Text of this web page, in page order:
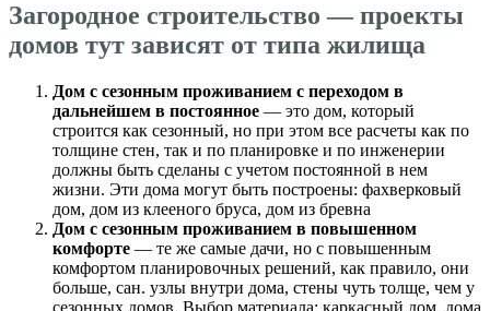
Загородное строительство — проекты
домов тут зависят от типа жилища
Дом с сезонным проживанием с переходом в
дальнейшем в постоянное — это дом, который
строится как сезонный, но при этом все расчеты как по
толщине стен, так и по планировке и по инженерии
должны быть сделаны с учетом постоянной в нем
жизни. Эти дома могут быть построены: фахверковый
дом, дом из клееного бруса, дом из бревна
Дом с сезонным проживанием в повышенном
комфорте — те же самые дачи, но с повышенным
комфортом планировочных решений, как правило, они
больше, сан. узлы внутри дома, стены чуть толще, чем у